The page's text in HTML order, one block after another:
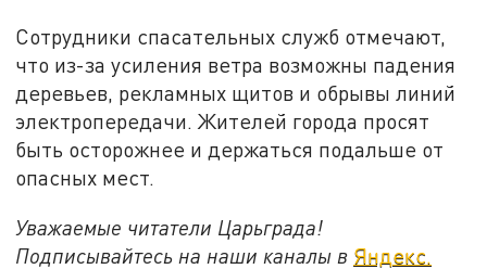
Сотрудники спасательных служб отмечают,
что из-за усиления ветра возможны падения
деревьев, рекламных щитов и обрывы линий
электропередачи. Жителей города просят
быть осторожнее и держаться подальше от
опасных мест.
Уважаемые читатели Царьграда!
Подписывайтесь на наши каналы в Яндекс.